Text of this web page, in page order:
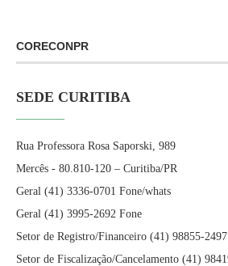
CORECONPR
SEDE CURITIBA
Rua Professora Rosa Saporski, 989
Mercês - 80.810-120 – Curitiba/PR
Geral (41) 3336-0701 Fone/whats
Geral (41) 3995-2692 Fone
Setor de Registro/Financeiro (41) 98855-
Setor de Fiscalização/Cancelamento (41)